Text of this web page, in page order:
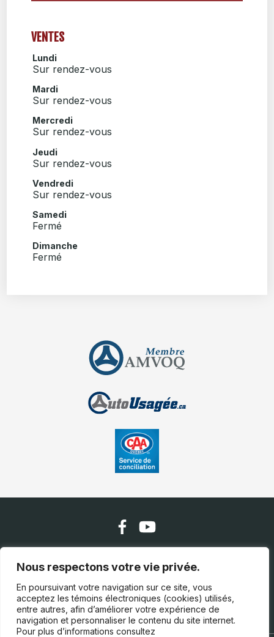
Nous respectons votre vie privée.
En poursuivant votre navigation sur ce site, vous
acceptez les témoins électroniques (cookies) utilisés,
entre autres, afin d’améliorer votre expérience de
navigation et personnaliser le contenu du site internet.
Pour plus d’informations consultez
VENTES
Lundi
Sur rendez-vous
Mardi
Sur rendez-vous
Mercredi
Sur rendez-vous
Jeudi
Sur rendez-vous
Vendredi
Sur rendez-vous
Samedi
Fermé
Dimanche
Fermé
Nous contacter
(418) 305-1155